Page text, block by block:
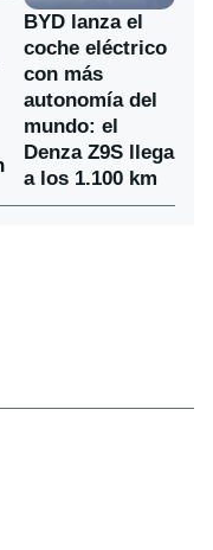
BYD lanza el
coche eléctrico
con más
autonomía del
mundo: el
Denza Z9S llega
a los 1.100 km